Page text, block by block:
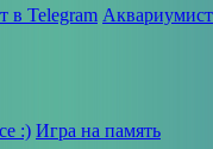
в Telegram
:) Игра на память